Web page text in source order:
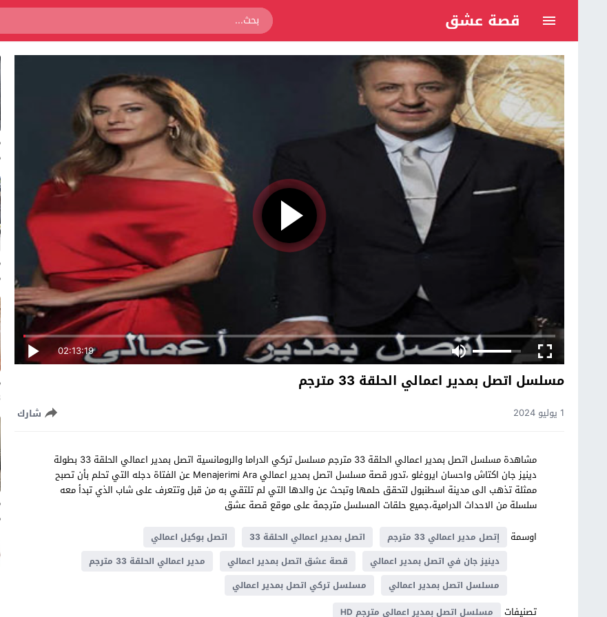
قصة عشق
02:13:19
مسلسل اتصل بمدير اعمالي الحلقة 33 مترجم
1 يوليو 2024 شارك
مشاهدة مسلسل اتصل بمدير اعمالي الحلقة 33 مترجم مسلسل تركي الدراما والرومانسية اتصل بمدير اعمالي الحلقة 33 بطولة
دينيز جان اكتاش واحسان ايروغلو ،تدور قصة مسلسل اتصل بمدير اعمالي Menajerimi Ara عن الفتاة دجله التي تحلم بأن تصبح
ممثلة تذهب الى مدينة اسطنبول لتحقق حلمها وتبحث عن والدها التي لم تلتقي به من قبل وتتعرف على شاب الذي تبدأ معه
سلسلة من الاحداث الدرامية،جميع حلقات المسلسل مترجمة على موقع قصة عشق
اوسمة
إتصل مدير اعمالي 33 مترجم اتصل بمدير اعمالي الحلقة 33
اتصل بوكيل اعمالي
دينيز جان في اتصل بمدير اعمالي
قصة عشق اتصل بمدير اعمالي
مدير اعمالي الحلقة 33 مترجم
مسلسل اتصل بمدير اعمالي
مسلسل تركي اتصل بمدير اعمالي
تصنيفات مسلسل اتصل بمدير اعمالي مترجم HD